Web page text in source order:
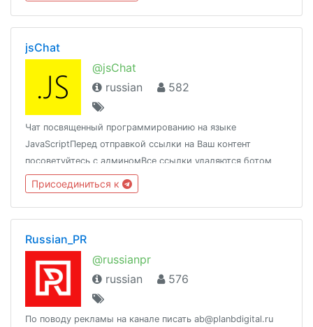
@ruby_ru, @devops_ru, @devops_jobs
jsChat
@jsChat
russian
582
Чат посвященный программированию на языке
JavaScriptПеред отправкой ссылки на Ваш контент
посоветуйтесь с админомВсе ссылки удаляются ботом
автоматически
Присоединиться к
Russian_PR
@russianpr
russian
576
По поводу рекламы на канале писать ab@planbdigital.ru